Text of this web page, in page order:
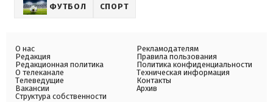
ФУТБОЛ СПОРТ
О нас
Редакция
Редакционная политика
О телеканале
Телеведущие
Вакансии
Структура собственности
Рекламодателям
Правила пользования
Политика конфиденциальности
Техническая информация
Контакты
Архив